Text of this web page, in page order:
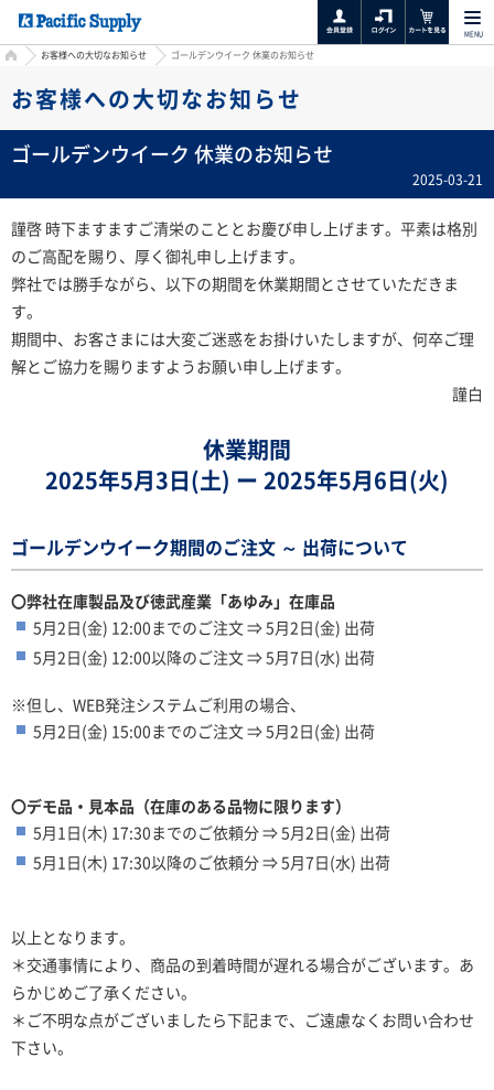
MENU
HOMEお客様への大切なお知らせ ゴールデンウイーク 休業のお知らせ
お客様への大切なお知らせ
ゴールデンウイーク 休業のお知らせ
2025-03-21
謹啓 時下ますますご清栄のこととお慶び申し上げます。平素は格別
のご高配を賜り、厚く御礼申し上げます。
弊社では勝手ながら、以下の期間を休業期間とさせていただきま
す。
期間中、お客さまには大変ご迷惑をお掛けいたしますが、何卒ご理
解とご協力を賜りますようお願い申し上げます。
謹白
休業期間
2025年5月3日(土) ー 2025年5月6日(火)
ゴールデンウイーク期間のご注文 ～ 出荷について
〇弊社在庫製品及び徳武産業「あゆみ」在庫品
5月2日(金) 12:00までのご注文 ⇒ 5月2日(金) 出荷
5月2日(金) 12:00以降のご注文 ⇒ 5月7日(水) 出荷
※但し、WEB発注システムご利用の場合、
5月2日(金) 15:00までのご注文 ⇒ 5月2日(金) 出荷
〇デモ品・見本品（在庫のある品物に限ります）
5月1日(木) 17:30までのご依頼分 ⇒ 5月2日(金) 出荷
5月1日(木) 17:30以降のご依頼分 ⇒ 5月7日(水) 出荷
以上となります。
＊交通事情により、商品の到着時間が遅れる場合がございます。あ
らかじめご了承ください。
＊ご不明な点がございましたら下記まで、ご遠慮なくお問い合わせ
下さい。